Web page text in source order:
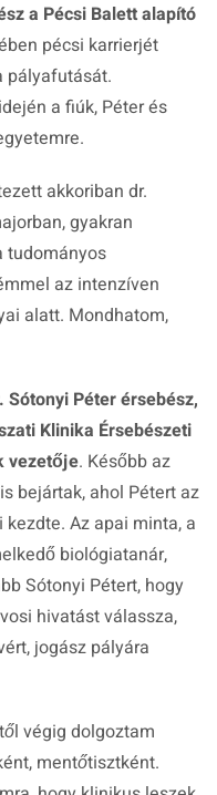
a Pécsi Balett alapító
pécsi karrierjét
pályafutását.
a fiúk, Péter és
akkoriban dr.
gyakran
tudományos
az intenzíven
alatt. Mondhatom,
Sótonyi Péter érsebész,
Klinika Érsebészeti
vezetője. Később az
bejártak, ahol Pétert az
Az apai minta, a
biológiatanár,
Sótonyi Pétert, hogy
hivatást válassza,
jogász pályára
végig dolgoztam
mentőtisztként.